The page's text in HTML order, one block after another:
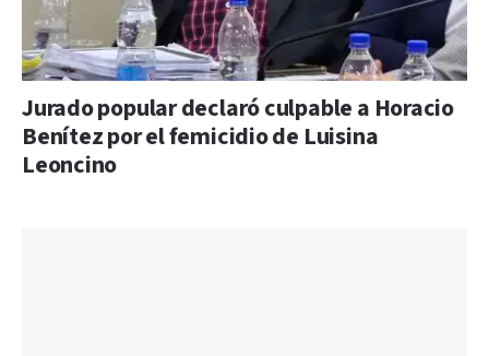
Jurado popular declaró culpable a Horacio
Benítez por el femicidio de Luisina
Leoncino